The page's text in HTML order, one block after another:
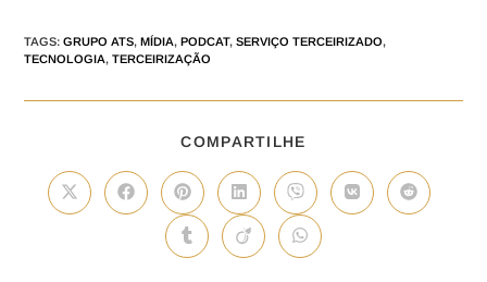
TAGS:GRUPO ATS, MÍDIA, PODCAT, SERVIÇO TERCEIRIZADO,
TECNOLOGIA, TERCEIRIZAÇÃO
COMPARTILHE